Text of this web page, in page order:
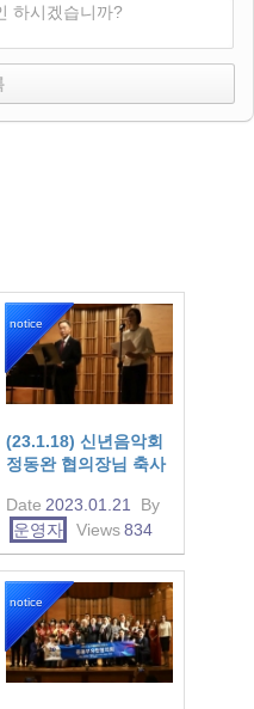
하시겠습니까?
notice
(23.1.18) 신년음악회
정동완 협의장님 축사
Date 2023.01.21
By
운영자
Views834
notice